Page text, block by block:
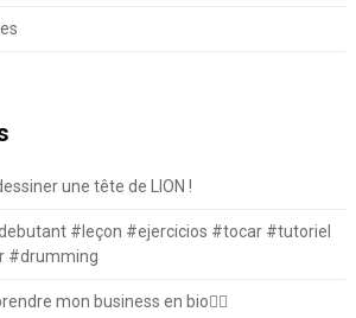
une tête de LION !
#leçon #ejercicios #tocar #tutoriel
#drumming
mon business en bio⛓️‍💥